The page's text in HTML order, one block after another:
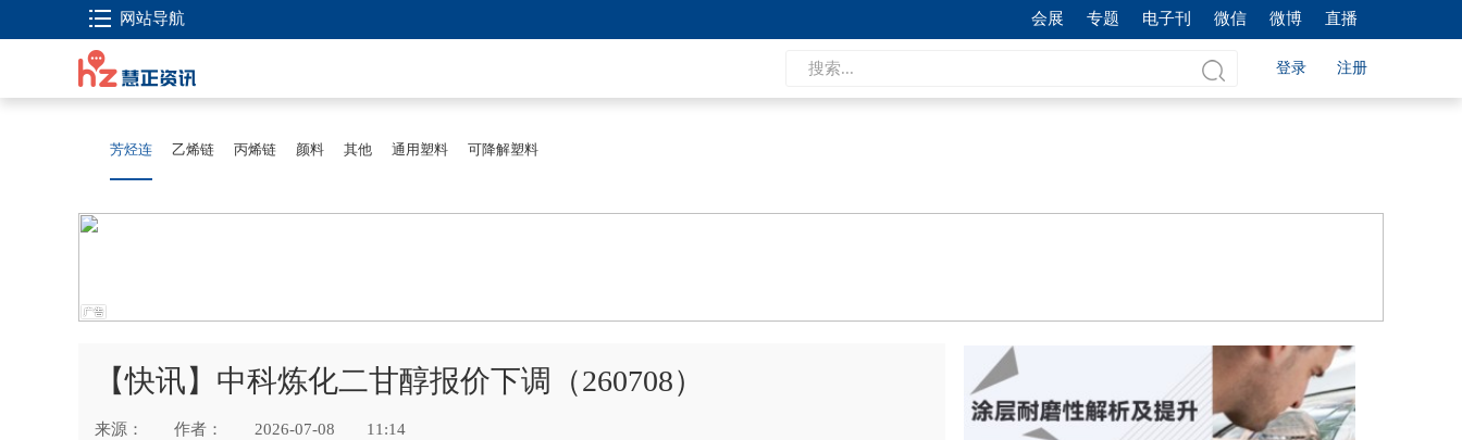
网站导航 会展 专题 电子刊 微信 微博 直播
登录 注册
芳烃连 乙烯链 丙烯链 颜料 其他 通用塑料 可降解塑料
【快讯】中科炼化二甘醇报价下调（260708）
来源： 作者： 2026-07-08 11:14